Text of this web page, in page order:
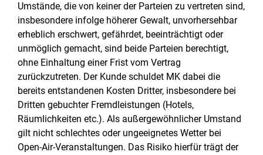
Umstände, die von keiner der Parteien zu vertreten sind,
insbesondere infolge höherer Gewalt, unvorhersehbar
erheblich erschwert, gefährdet, beeinträchtigt oder
unmöglich gemacht, sind beide Parteien berechtigt,
ohne Einhaltung einer Frist vom Vertrag
zurückzutreten. Der Kunde schuldet MK dabei die
bereits entstandenen Kosten Dritter, insbesondere bei
Dritten gebuchter Fremdleistungen (Hotels,
Räumlichkeiten etc.). Als außergewöhnlicher Umstand
gilt nicht schlechtes oder ungeeignetes Wetter bei
Open-Air-Veranstaltungen. Das Risiko hierfür trägt der